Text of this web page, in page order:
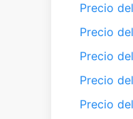
Precio
Precio
Precio
Precio
Precio